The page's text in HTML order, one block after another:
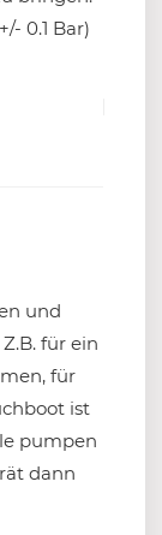
0.1 Bar)
und
für ein
für
ist
pumpen
dann